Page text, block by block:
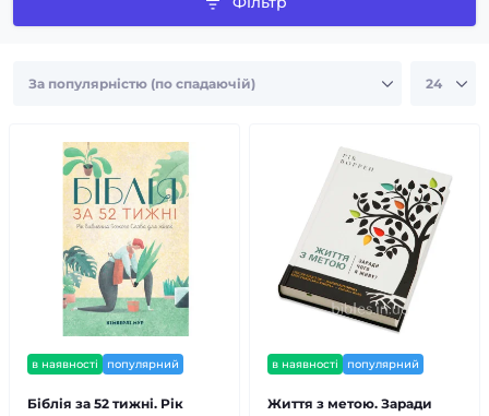
в наявності популярний
Біблія за 52 тижні. Рік
в наявності популярний
Життя з метою. Заради